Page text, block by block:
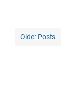
Older Posts